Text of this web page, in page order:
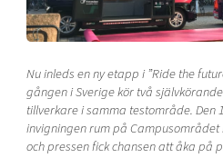
Shaping cities and regions
Bright East
East Sweden Tech Women
Reversed mentorship
Upscaling
Talent & skills
Startup & industry
Offers to boost your
Our community of
Projects
Publications
Project toolbox
Today's lunch in Mjärdevi
Nu inleds en ny etapp i ”Ride the
gången i Sverige kör två
tillverkare i samma testområde.Den
invigningen rum på
och pressen fick chansen att åka på